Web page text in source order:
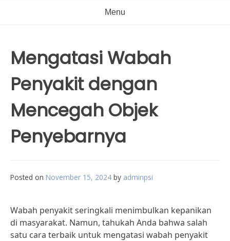
Menu
Mengatasi Wabah
Penyakit dengan
Mencegah Objek
Penyebarnya
Posted on November 15, 2024 by adminpsi
Wabah penyakit seringkali menimbulkan kepanikan
di masyarakat. Namun, tahukah Anda bahwa salah
satu cara terbaik untuk mengatasi wabah penyakit